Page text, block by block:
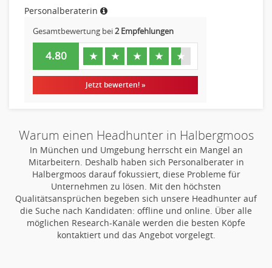
IT Leitung, Teamleitung
Projektmanagement
IT Prozessmanagement
Qualitätssicherung, Qualitätsprüfung
Softwareentwicklung
Systemadministration, Netzwerkadministration
Training
Web-Entwicklung
Wirtschaftsinformatik
Biologie
Biotechnologie
Personalberaterin
Gesamtbewertung bei2 Empfehlungen
4.80 ★ ★ ★ ★ ★
Jetzt bewerten! »
Warum einen Headhunter in Halbergmoos
In München und Umgebung herrscht ein Mangel an
Mitarbeitern. Deshalb haben sich Personalberater in
Halbergmoos darauf fokussiert, diese Probleme für
Unternehmen zu lösen. Mit den höchsten
Qualitätsansprüchen begeben sich unsere Headhunter auf
die Suche nach Kandidaten: offline und online. Über alle
möglichen Research-Kanäle werden die besten Köpfe
kontaktiert und das Angebot vorgelegt.